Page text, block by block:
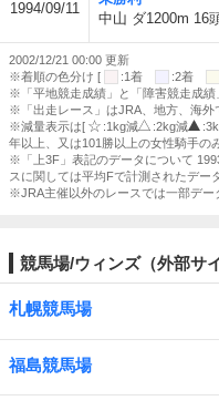
1994/09/11
中山 ダ1200m 16
2002/12/21 00:00 更新
※着順の色分け [
:1着 :2着
※「平地競走成績」と「障害競走成績
※「出走レース」はJRA、地方、海外
※減量表示は[
:1kg減 :2kg減
年以上、又は101勝以上の女性騎手の
※「上3F」表記のデータについて
スに関しては平均Fで計測されたデー
※JRA主催以外のレースでは一部デー
競馬場/ウィンズ（外部サイ
札幌競馬場
福島競馬場